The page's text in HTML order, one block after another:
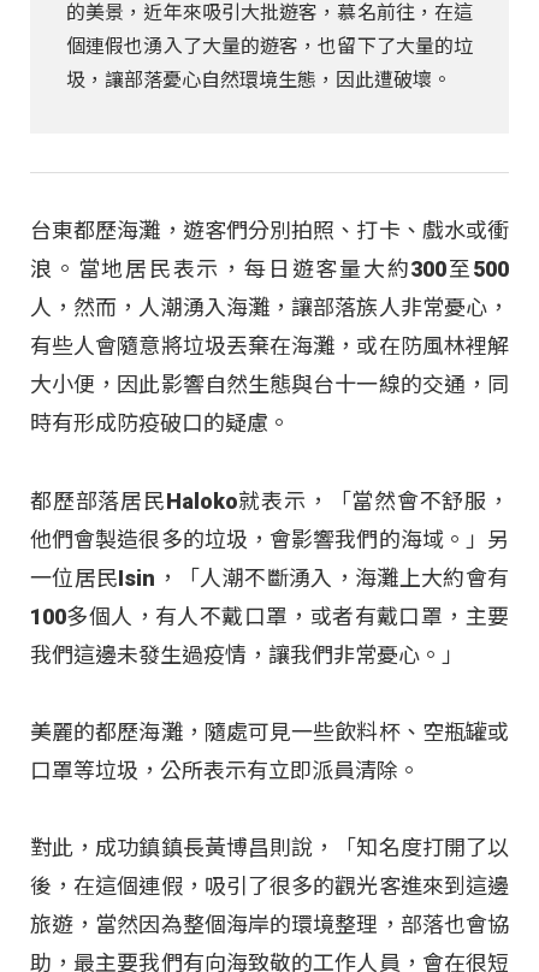
的美景，近年來吸引大批遊客，慕名前往，在這
個連假也湧入了大量的遊客，也留下了大量的垃
圾，讓部落憂心自然環境生態，因此遭破壞。
台東都歷海灘，遊客們分別拍照、打卡、戲水或衝
浪。當地居民表示，每日遊客量大約300至500
人，然而，人潮湧入海灘，讓部落族人非常憂心，
有些人會隨意將垃圾丟棄在海灘，或在防風林裡解
大小便，因此影響自然生態與台十一線的交通，同
時有形成防疫破口的疑慮。
都歷部落居民Haloko就表示，「當然會不舒服，
他們會製造很多的垃圾，會影響我們的海域。」另
一位居民Isin，「人潮不斷湧入，海灘上大約會有
100多個人，有人不戴口罩，或者有戴口罩，主要
我們這邊未發生過疫情，讓我們非常憂心。」
美麗的都歷海灘，隨處可見一些飲料杯、空瓶罐或
口罩等垃圾，公所表示有立即派員清除。
對此，成功鎮鎮長黃博昌則說，「知名度打開了以
後，在這個連假，吸引了很多的觀光客進來到這邊
旅遊，當然因為整個海岸的環境整理，部落也會協
助，最主要我們有向海致敬的工作人員，會在很短